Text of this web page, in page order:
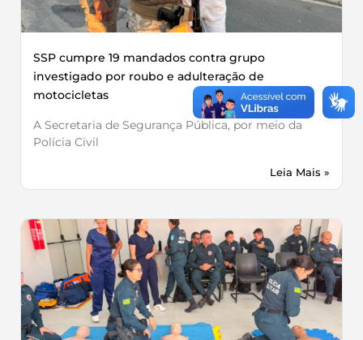
SSP cumpre 19 mandados contra grupo
investigado por roubo e adulteração de
motocicletas
A Secretaria de Segurança Pública, por meio da
Polícia Civil
Leia Mais »